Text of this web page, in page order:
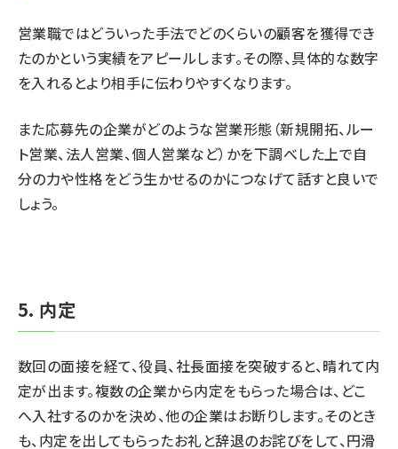
営業職ではどういった手法でどのくらいの顧客を獲得でき
たのかという実績をアピールします。その際、具体的な数字
を入れるとより相手に伝わりやすくなります。
また応募先の企業がどのような営業形態（新規開拓、ルー
ト営業、法人営業、個人営業など）かを下調べした上で自
分の力や性格をどう生かせるのかにつなげて話すと良いで
しょう。
5. 内定
数回の面接を経て、役員、社長面接を突破すると、晴れて内
定が出ます。複数の企業から内定をもらった場合は、どこ
へ入社するのかを決め、他の企業はお断りします。そのとき
も、内定を出してもらったお礼と辞退のお詫びをして、円滑